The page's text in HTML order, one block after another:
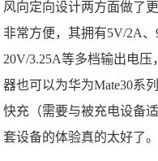
风向定向设计两方面做了
非常方便，其拥有5V/2A
20V/3.25A等多档输出电
器也可以为华为Mate30系
快充（需要与被充电设备
套设备的体验真的太好了。